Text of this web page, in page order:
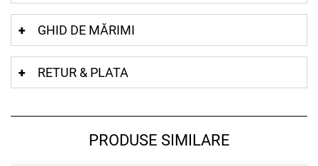
GHID DE MĂRIMI
RETUR & PLATA
PRODUSE SIMILARE